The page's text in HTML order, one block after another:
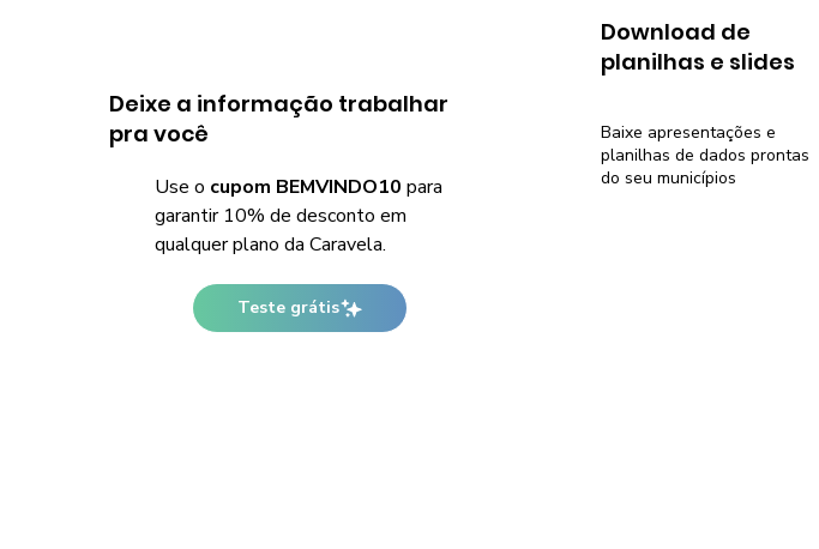
Deixe a informação trabalhar
pra você
Use o cupom BEMVINDO10 para
garantir 10% de desconto em
qualquer plano da Caravela.
Teste grátis
Download de
planilhas e slides
Baixe apresentações e
planilhas de dados prontas
do seu municípios